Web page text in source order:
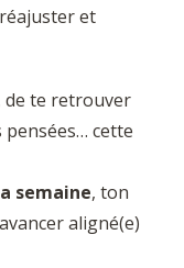
et
de te retrouver
pensées… cette
semaine, ton
aligné(e)